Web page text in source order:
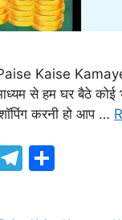
Kaise
से हम घर बैठे
करनी हो आप …
T